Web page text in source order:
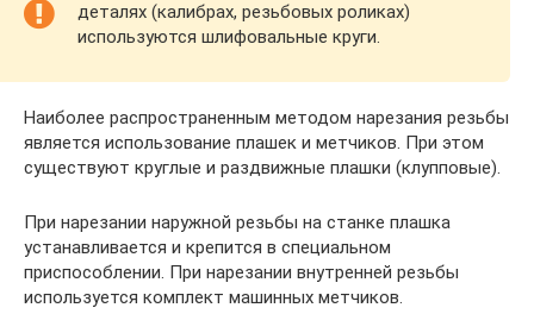
деталях (калибрах, резьбовых роликах)
используются шлифовальные круги.
Наиболее распространенным методом нарезания резьбы
является использование плашек и метчиков. При этом
существуют круглые и раздвижные плашки (клупповые).
При нарезании наружной резьбы на станке плашка
устанавливается и крепится в специальном
приспособлении. При нарезании внутренней резьбы
используется комплект машинных метчиков.